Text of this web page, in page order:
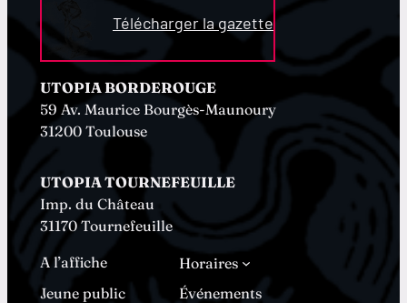
Télécharger la gazette
UTOPIA BORDEROUGE
59 Av. Maurice Bourgès-Maunoury
31200 Toulouse
UTOPIA TOURNEFEUILLE
Imp. du Château
31170 Tournefeuille
A l’affiche
Horaires
Jeune public
Événements